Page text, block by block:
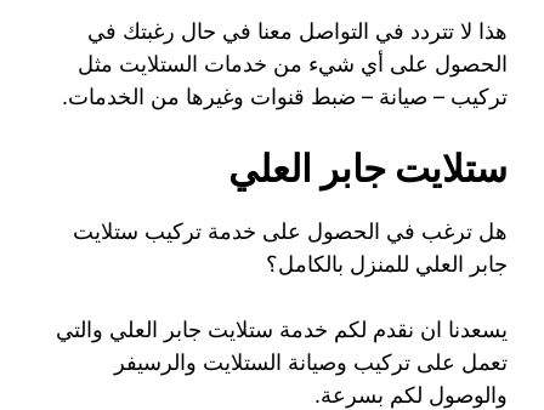
هذا لا تتردد في التواصل معنا في حال رغبتك في
الحصول على أي شيء من خدمات الستلايت مثل
تركيب – صيانة – ضبط قنوات وغيرها من الخدمات.
ستلايت جابر العلي
هل ترغب في الحصول على خدمة تركيب ستلايت
جابر العلي للمنزل بالكامل؟
يسعدنا ان نقدم لكم خدمة ستلايت جابر العلي والتي
تعمل على تركيب وصيانة الستلايت والرسيفر
والوصول لكم بسرعة.